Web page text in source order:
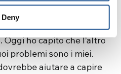
Deny
dimenticato il principio
che unisce tutti, che
ho capito che l’altro
problemi sono i miei.
aiutare a capire